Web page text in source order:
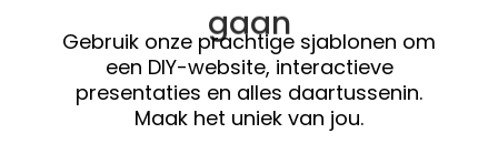
gaan
Gebruik onze prachtige sjablonen om
een DIY-website, interactieve
presentaties en alles daartussenin.
Maak het uniek van jou.